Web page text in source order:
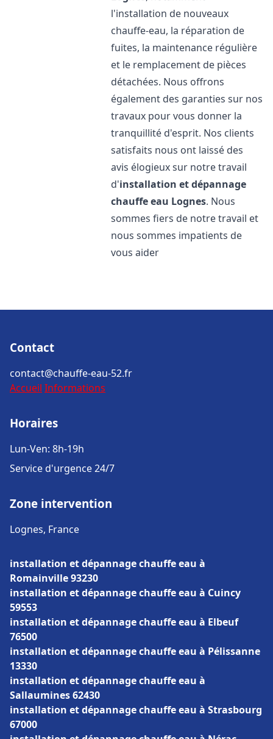
l'installation de nouveaux
chauffe-eau, la réparation de
fuites, la maintenance régulière
et le remplacement de pièces
détachées. Nous offrons
également des garanties sur nos
travaux pour vous donner la
tranquillité d'esprit. Nos clients
satisfaits nous ont laissé des
avis élogieux sur notre travail
d'installation et dépannage
chauffe eau Lognes. Nous
sommes fiers de notre travail et
nous sommes impatients de
vous aider
Contact
contact@chauffe-eau-52.fr
Accueil Informations
Horaires
Lun-Ven: 8h-19h
Service d'urgence 24/7
Zone intervention
Lognes, France
installation et dépannage chauffe eau à
Romainville 93230
installation et dépannage chauffe eau à Cuincy
59553
installation et dépannage chauffe eau à Elbeuf
76500
installation et dépannage chauffe eau à Pélissanne
13330
installation et dépannage chauffe eau à
Sallaumines 62430
installation et dépannage chauffe eau à Strasbourg
67000